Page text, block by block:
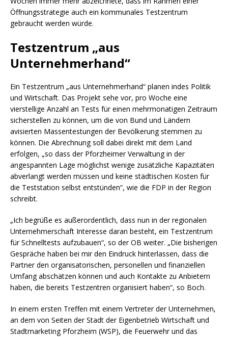
Öffnungsstrategie auch ein kommunales Testzentrum
gebraucht werden würde.
Testzentrum „aus
Unternehmerhand“
Ein Testzentrum „aus Unternehmerhand“ planen indes Politik
und Wirtschaft. Das Projekt sehe vor, pro Woche eine
vierstellige Anzahl an Tests für einen mehrmonatigen Zeitraum
sicherstellen zu können, um die von Bund und Ländern
avisierten Massentestungen der Bevölkerung stemmen zu
können. Die Abrechnung soll dabei direkt mit dem Land
erfolgen, „so dass der Pforzheimer Verwaltung in der
angespannten Lage möglichst wenige zusätzliche Kapazitäten
abverlangt werden müssen und keine städtischen Kosten für
die Teststation selbst entstünden“, wie die FDP in der Region
schreibt.
„Ich begrüße es außerordentlich, dass nun in der regionalen
Unternehmerschaft Interesse daran besteht, ein Testzentrum
für Schnelltests aufzubauen“, so der OB weiter. „Die bisherigen
Gespräche haben bei mir den Eindruck hinterlassen, dass die
Partner den organisatorischen, personellen und finanziellen
Umfang abschätzen können und auch Kontakte zu Anbietern
haben, die bereits Testzentren organisiert haben“, so Boch.
In einem ersten Treffen mit einem Vertreter der Unternehmen,
an dem von Seiten der Stadt der Eigenbetrieb Wirtschaft und
Stadtmarketing Pforzheim (WSP), die Feuerwehr und das